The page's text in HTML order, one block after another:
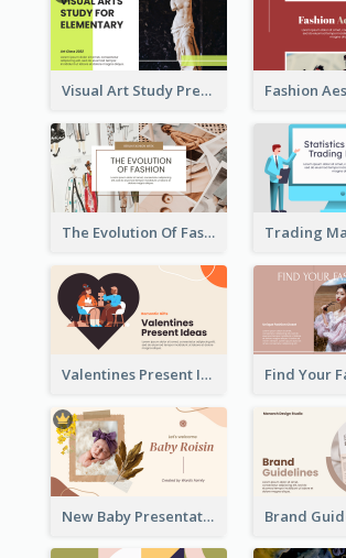
Visual Art Study Presentation
The Evolution Of Fashion Presentation
Valentines Present Ideas Presentation
New Baby Presentation